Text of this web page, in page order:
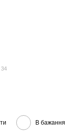
34
В бажання